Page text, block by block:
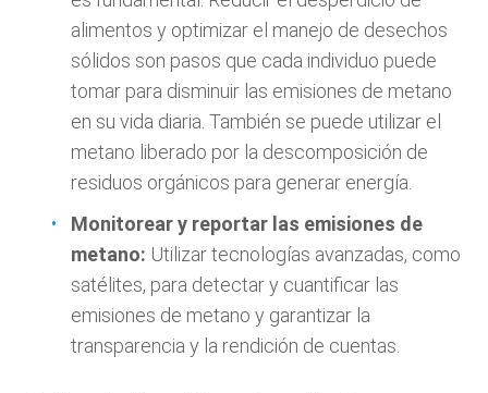
alimentos y optimizar el manejo de desechos
sólidos son pasos que cada individuo puede
tomar para disminuir las emisiones de metano
en su vida diaria. También se puede utilizar el
metano liberado por la descomposición de
residuos orgánicos para generar energía.
Monitorear y reportar las emisiones de
metano: Utilizar tecnologías avanzadas, como
satélites, para detectar y cuantificar las
emisiones de metano y garantizar la
transparencia y la rendición de cuentas.